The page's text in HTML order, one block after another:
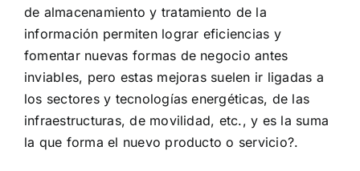
de almacenamiento y tratamiento de la
información permiten lograr eficiencias y
fomentar nuevas formas de negocio antes
inviables, pero estas mejoras suelen ir ligadas a
los sectores y tecnologías energéticas, de las
infraestructuras, de movilidad, etc., y es la suma
la que forma el nuevo producto o servicio?.